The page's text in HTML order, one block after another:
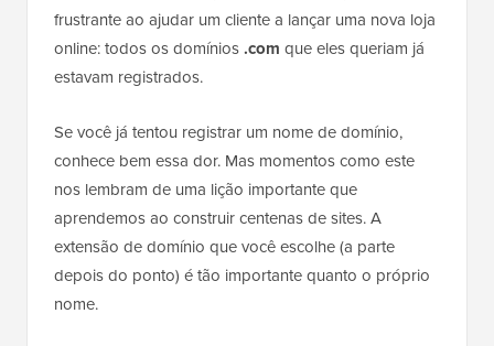
frustrante ao ajudar um cliente a lançar uma nova loja
online: todos os domínios.com que eles queriam já
estavam registrados.
Se você já tentou registrar um nome de domínio,
conhece bem essa dor. Mas momentos como este
nos lembram de uma lição importante que
aprendemos ao construir centenas de sites. A
extensão de domínio que você escolhe (a parte
depois do ponto) é tão importante quanto o próprio
nome.